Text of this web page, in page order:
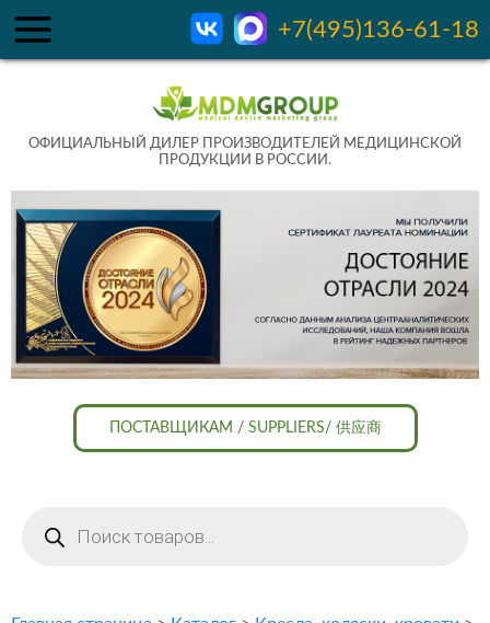
+7(495)136-61-18
ОФИЦИАЛЬНЫЙ ДИЛЕР ПРОИЗВОДИТЕЛЕЙ МЕДИЦИНСКОЙ
ПРОДУКЦИИ В РОССИИ.
ПОСТАВЩИКАМ / SUPPLIERS/ 供应商
товаров